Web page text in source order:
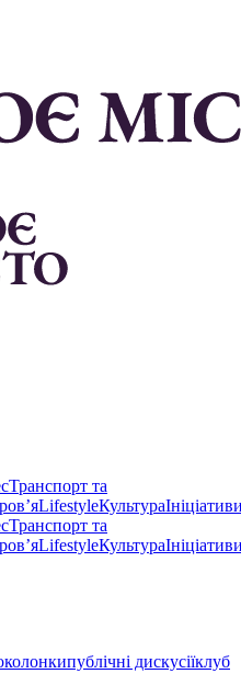
Транспорт та
LifestyleКультура
Транспорт та
LifestyleКультура
колонкипублічні дискусіїклуб